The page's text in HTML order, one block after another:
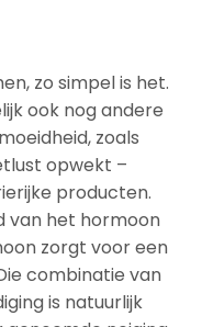
zo simpel is het.
ook nog andere
zoals
opwekt –
producten.
van het hormoon
zorgt voor een
combinatie van
is natuurlijk